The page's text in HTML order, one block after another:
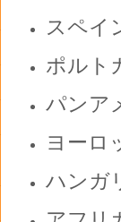
スペイ
ポルト
パンア
ヨーロ
ハンガ